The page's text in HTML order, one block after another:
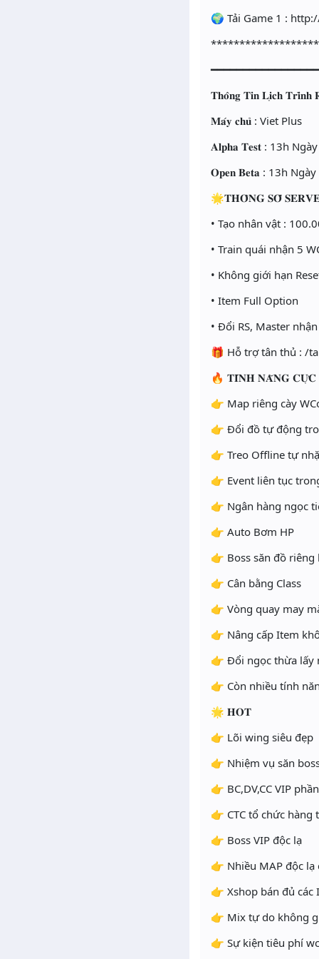
🌍 Tải Game 1 :
𝐓𝐡𝐨̂𝐧𝐠 𝐓𝐢𝐧 𝐋𝐢̣𝐜𝐡
𝐌𝐚́𝐲 𝐜𝐡𝐮̉ : Viet Plus
𝐀𝐥𝐩𝐡𝐚 𝐓𝐞𝐬𝐭 : 13h
𝐎𝐩𝐞𝐧 𝐁𝐞𝐭𝐚 : 13h
🌟𝐓𝐇𝐎̂𝐍𝐆 𝐒𝐎̂́
• Tạo nhân vật :
• Train quái nhận 5
• Không giới hạn
• Item Full Option
• Đổi RS, Master
🎁 Hỗ trợ tân thủ : /
🔥 𝐓𝐈́𝐍𝐇 𝐍𝐀̆𝐍𝐆
👉 Map riêng cày
👉 Đổi đồ tự động
👉 Treo Offline tự
👉 Event liên tục
👉 Ngân hàng ngọc
👉 Auto Bơm HP
👉 Boss săn đồ riêng
👉 Cân bằng Class
👉 Vòng quay may
👉 Nâng cấp Item
👉 Đổi ngọc thừa lấy
👉 Còn nhiều tính
🌟 𝐇𝐎𝐓
👉 Lõi wing siêu đẹp
👉 Nhiệm vụ săn
👉 BC,DV,CC VIP
👉 CTC tổ chức
👉 Boss VIP độc lạ
👉 Nhiều MAP độc lạ
👉 Xshop bán đủ các
👉 Mix tự do không
👉 Sự kiện tiêu phí